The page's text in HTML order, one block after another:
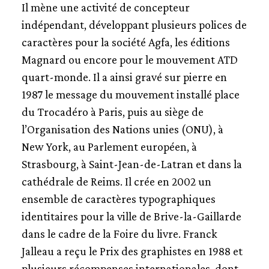
Il mène une activité de concepteur
indépendant, développant plusieurs polices de
caractères pour la société Agfa, les éditions
Magnard ou encore pour le mouvement ATD
quart-monde. Il a ainsi gravé sur pierre en
1987 le message du mouvement installé place
du Trocadéro à Paris, puis au siège de
l’Organisation des Nations unies (ONU), à
New York, au Parlement européen, à
Strasbourg, à Saint-Jean-de-Latran et dans la
cathédrale de Reims. Il crée en 2002 un
ensemble de caractères typographiques
identitaires pour la ville de Brive-la-Gaillarde
dans le cadre de la Foire du livre. Franck
Jalleau a reçu le Prix des graphistes en 1988 et